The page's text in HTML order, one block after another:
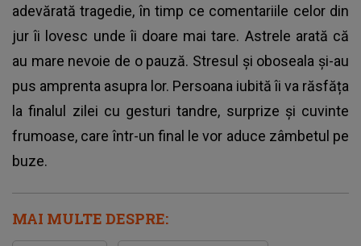
adevărată tragedie, în timp ce comentariile celor din
jur îi lovesc unde îi doare mai tare. Astrele arată că
au mare nevoie de o pauză. Stresul și oboseala și-au
pus amprenta asupra lor. Persoana iubită îi va răsfăța
la finalul zilei cu gesturi tandre, surprize și cuvinte
frumoase, care într-un final le vor aduce zâmbetul pe
buze.
MAI MULTE DESPRE: